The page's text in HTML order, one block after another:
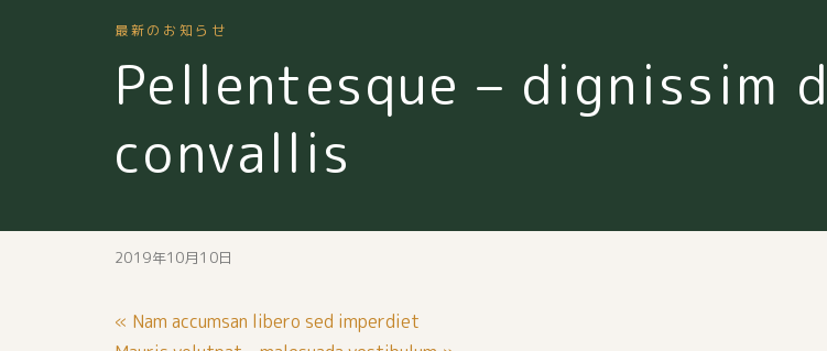
最新のお知らせ
Pellentesque – dignissim
convallis
2019年10月10日
投
« Nam accumsan libero sed imperdiet